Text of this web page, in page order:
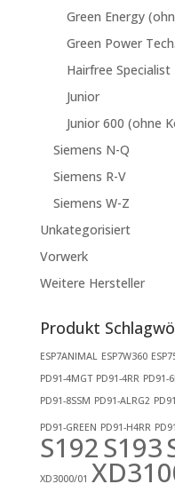
Green Energy
Green Power Tech.
Hairfree Specialist
Junior
Junior 600 (ohne
Siemens N-Q
Siemens R-V
Siemens W-Z
Unkategorisiert
Vorwerk
Weitere Hersteller
Produkt
ESP7ANIMAL ESP7W360
PD91-4MGT PD91-4RR PD91-
PD91-8SSM PD91-ALRG2
PD91-GREEN PD91-H4RR
S192S193
XD3000/01